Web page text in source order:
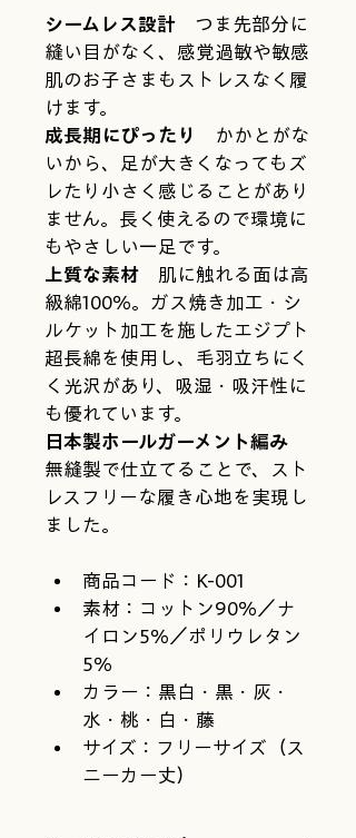
シームレス設計 つま先部分に
縫い目がなく、感覚過敏や敏感
肌のお子さまもストレスなく履
けます。
成長期にぴったり
かかとがな
いから、足が大きくなってもズ
レたり小さく感じることがあり
ません。長く使えるので環境に
もやさしい一足です。
上質な素材 肌に触れる面は高
級綿100％。ガス焼き加工・シ
ルケット加工を施したエジプト
超長綿を使用し、毛羽立ちにく
く光沢があり、吸湿・吸汗性に
も優れています。
日本製ホールガーメント編み
無縫製で仕立てることで、スト
レスフリーな履き心地を実現し
ました。
商品コード：K-001
素材：コットン90％／ナ
イロン5％／ポリウレタン
5％
カラー：黒白・黒・灰・
水・桃・白・藤
サイズ：フリーサイズ（ス
ニーカー丈）